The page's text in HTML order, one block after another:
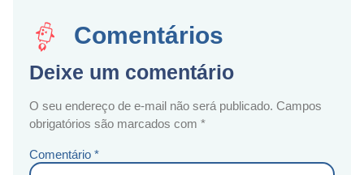
Comentários
Deixe um comentário
O seu endereço de e-mail não será publicado. Campos
obrigatórios são marcados com *
Comentário *